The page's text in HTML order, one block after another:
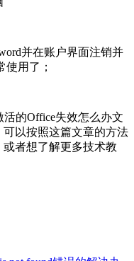
并在账户界面注销并
用了；
活的Office失效怎么办文
以按照这篇文章的方法
者想了解更多技术教